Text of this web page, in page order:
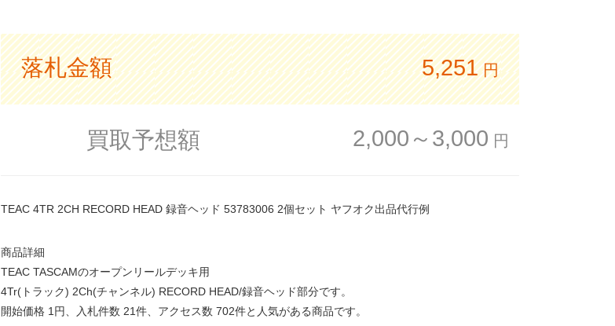
落札金額 5,251 円
買取予想額 2,000～3,000 円
TEAC 4TR 2CH RECORD HEAD 録音ヘッド 53783006 2個セット ヤフオク出品代行例
商品詳細
TEAC TASCAMのオープンリールデッキ用
4Tr(トラック) 2Ch(チャンネル) RECORD HEAD/録音ヘッド部分です。
開始価格 1円、入札件数 21件、アクセス数 702件と人気がある商品です。